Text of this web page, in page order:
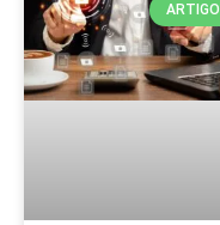
ARTIGO